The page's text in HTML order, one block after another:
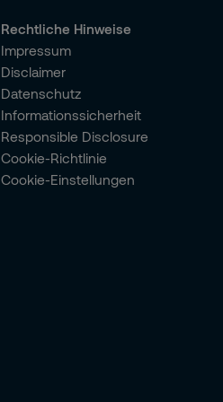
Rechtliche Hinweise
Impressum
Disclaimer
Datenschutz
Informationssicherheit
Responsible Disclosure
Cookie-Richtlinie
Cookie-Einstellungen